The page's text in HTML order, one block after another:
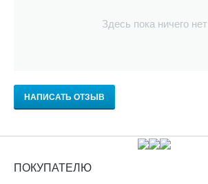
Здесь пока ничего нет
НАПИСАТЬ ОТЗЫВ
ПОКУПАТЕЛЮ